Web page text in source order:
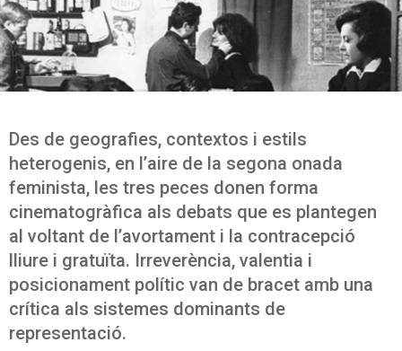
Des de geografies, contextos i estils
heterogenis, en l’aire de la segona onada
feminista, les tres peces donen forma
cinematogràfica als debats que es plantegen
al voltant de l’avortament i la contracepció
lliure i gratuïta. Irreverència, valentia i
posicionament polític van de bracet amb una
crítica als sistemes dominants de
representació.